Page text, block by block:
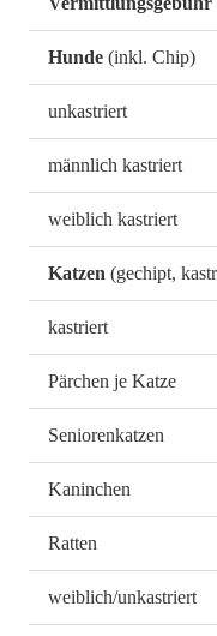
Hunde (inkl. Chip)
unkastriert
männlich kastriert
weiblich kastriert
Katzen (gechipt,
kastriert
Pärchen je Katze
Seniorenkatzen
Kaninchen
Ratten
weiblich/unkastriert